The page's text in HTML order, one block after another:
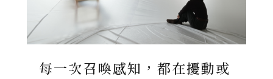
每一次召喚感知，都在擾動或